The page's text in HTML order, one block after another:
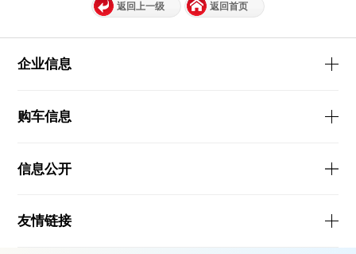
返回上一级 返回首页
企业信息
购车信息
信息公开
友情链接